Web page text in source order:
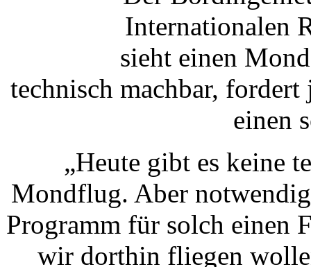
Internationalen
sieht einen
technisch machbar,
einen
„Heute gibt es keine
Mondflug. Aber
Programm für solch einen
wir dorthin fliegen